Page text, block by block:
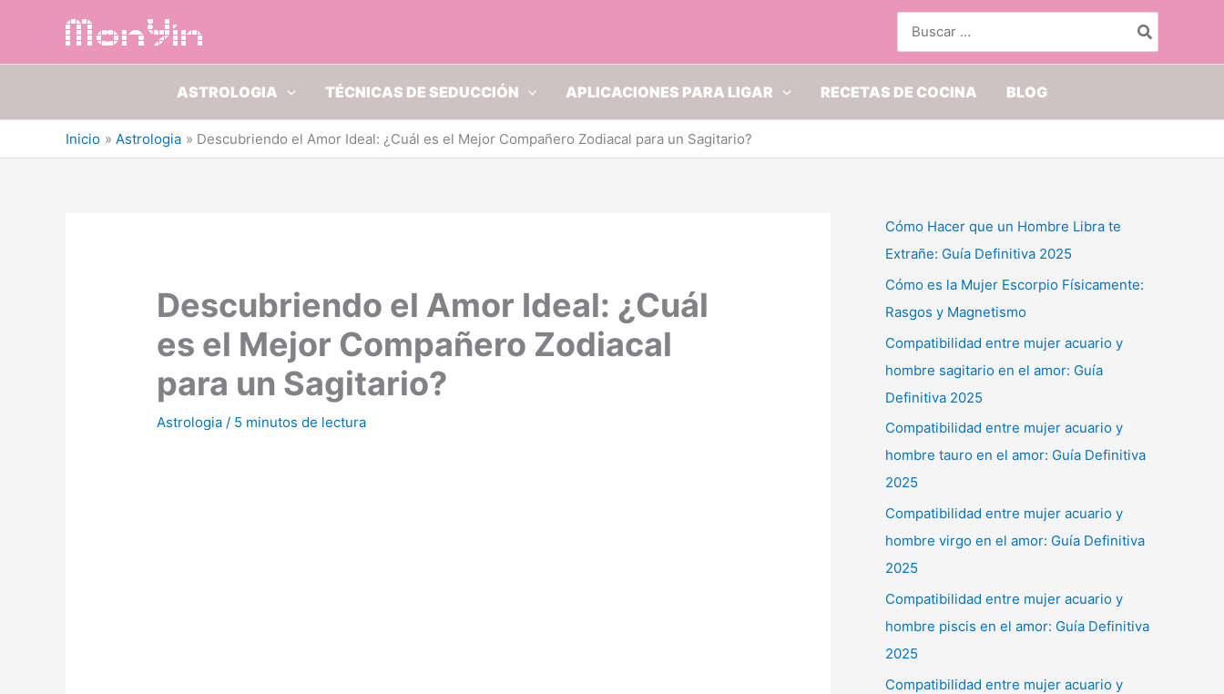
por:
ASTROLOGIA TÉCNICAS DE SEDUCCIÓN APLICACIONES PARA LIGAR RECETAS DE COCINA BLOG
Inicio Astrologia Descubriendo el Amor Ideal: ¿Cuál es el Mejor Compañero Zodiacal para un Sagitario?
Descubriendo el Amor Ideal: ¿Cuál
es el Mejor Compañero Zodiacal
para un Sagitario?
Astrologia / 5 minutos de lectura
Cómo Hacer que un Hombre Libra te
Extrañe: Guía Definitiva 2025
Cómo es la Mujer Escorpio Físicamente:
Rasgos y Magnetismo
Compatibilidad entre mujer acuario y
hombre sagitario en el amor: Guía
Definitiva 2025
Compatibilidad entre mujer acuario y
hombre tauro en el amor: Guía Definitiva
2025
Compatibilidad entre mujer acuario y
hombre virgo en el amor: Guía Definitiva
2025
Compatibilidad entre mujer acuario y
hombre piscis en el amor: Guía Definitiva
2025
Compatibilidad entre mujer acuario y